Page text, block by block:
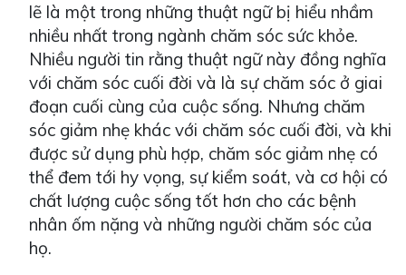
lẽ là một trong những thuật ngữ bị hiểu nhầm
nhiều nhất trong ngành chăm sóc sức khỏe.
Nhiều người tin rằng thuật ngữ này đồng nghĩa
với chăm sóc cuối đời và là sự chăm sóc ở giai
đoạn cuối cùng của cuộc sống. Nhưng chăm
sóc giảm nhẹ khác với chăm sóc cuối đời, và khi
được sử dụng phù hợp, chăm sóc giảm nhẹ có
thể đem tới hy vọng, sự kiểm soát, và cơ hội có
chất lượng cuộc sống tốt hơn cho các bệnh
nhân ốm nặng và những người chăm sóc của
họ.